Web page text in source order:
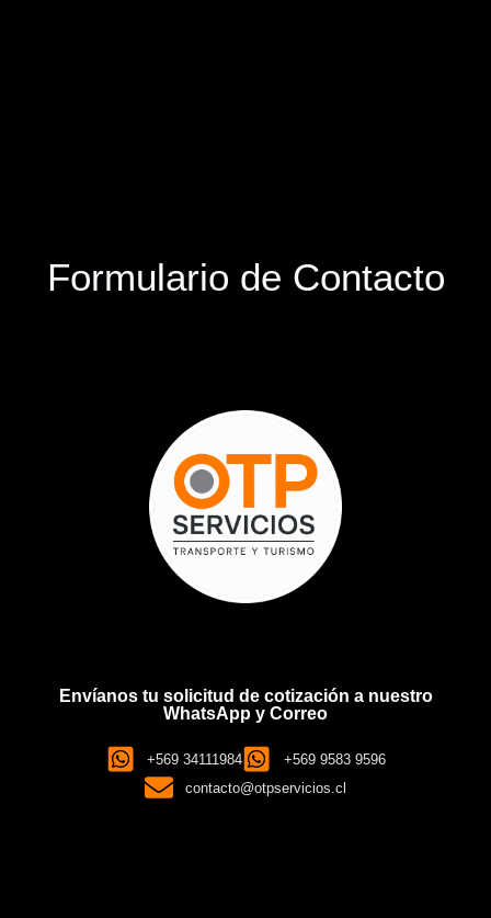
Formulario de Contacto
Envíanos tu solicitud de cotización a nuestro
WhatsApp y Correo
+569 34111984
+569 9583 9596
contacto@otpservicios.cl